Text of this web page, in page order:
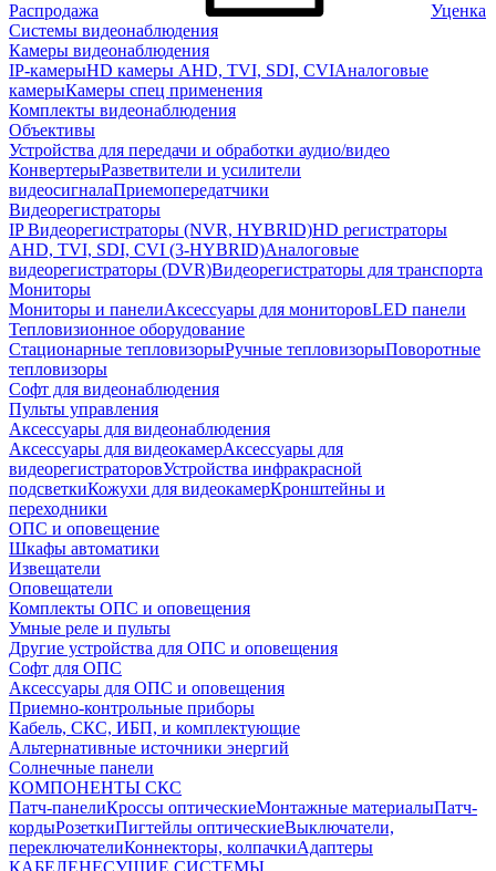
Распродажа
Уценка
Системы видеонаблюдения
Камеры видеонаблюдения
IP-камерыHD камеры AHD, TVI, SDI, CVIАналоговые
камерыКамеры спец применения
Комплекты видеонаблюдения
Объективы
Устройства для передачи и обработки аудио/видео
КонвертерыРазветвители и усилители
видеосигналаПриемопередатчики
Видеорегистраторы
IP Видеорегистраторы (NVR, HYBRID)HD регистраторы
AHD, TVI, SDI, CVI (3-HYBRID)Аналоговые
видеорегистраторы (DVR)Видеорегистраторы для транспорта
Мониторы
Мониторы и панелиАксессуары для мониторовLED панели
Тепловизионное оборудование
Стационарные тепловизорыРучные тепловизорыПоворотные
тепловизоры
Софт для видеонаблюдения
Пульты управления
Аксессуары для видеонаблюдения
Аксессуары для видеокамерАксессуары для
видеорегистраторовУстройства инфракрасной
подсветкиКожухи для видеокамерКронштейны и
переходники
ОПС и оповещение
Шкафы автоматики
Извещатели
Оповещатели
Комплекты ОПС и оповещения
Умные реле и пульты
Другие устройства для ОПС и оповещения
Софт для ОПС
Аксессуары для ОПС и оповещения
Приемно-контрольные приборы
Кабель, СКС, ИБП, и комплектующие
Альтернативные источники энергий
Солнечные панели
КОМПОНЕНТЫ СКС
Патч-панелиКроссы оптическиеМонтажные материалыПатч-
кордыРозеткиПигтейлы оптическиеВыключатели,
переключателиКоннекторы, колпачкиАдаптеры
КАБЕЛЕНЕСУЩИЕ СИСТЕМЫ